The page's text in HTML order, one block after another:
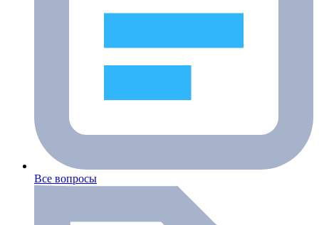
Все вопросы